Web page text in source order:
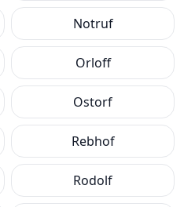
Notruf
Orloff
Ostorf
Rebhof
Rodolf